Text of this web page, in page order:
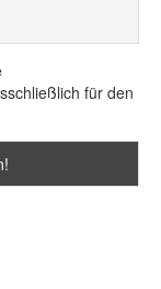
für den